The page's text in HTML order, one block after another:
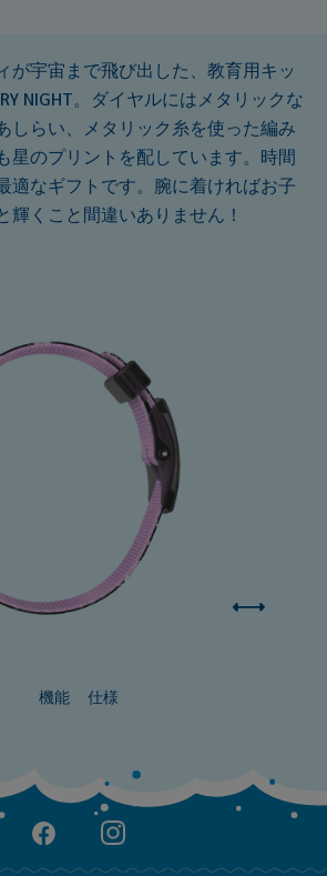
が宇宙まで飛び出した、教育用キッ
NIGHT。ダイヤルにはメタリックな
しらい、メタリック糸を使った編み
星のプリントを配しています。時間
適なギフトです。腕に着ければお子
輝くこと間違いありません！
機能 仕様